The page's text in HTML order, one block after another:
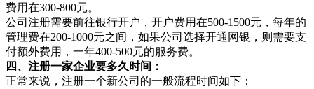
费用在300-800元。
公司注册需要前往银行开户，开户费用在500-1500元，每年的
管理费在200-1000元之间，如果公司选择开通网银，则需要支
付额外费用，一年400-500元的服务费。
四、注册一家企业要多久时间：
正常来说，注册一个新公司的一般流程时间如下：